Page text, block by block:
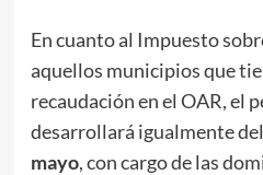
En cuanto al Impuesto
aquellos municipios que
recaudación en el OAR, el
desarrollará igualmente del
mayo, con cargo de las